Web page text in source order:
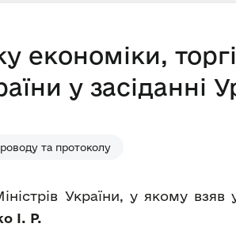
економіки,
у засіданні
та протоколу
України, у якому взяв
І. Р.